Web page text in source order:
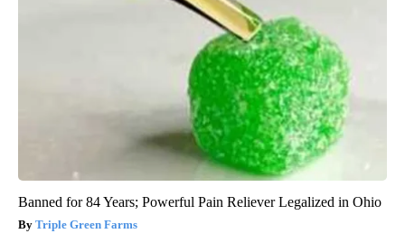
Banned for 84 Years; Powerful Pain Reliever Legalized in Ohio
Triple Green Farms